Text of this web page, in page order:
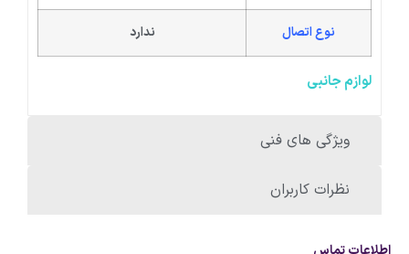
ویژگی های فنی
نظرات کاربران
نوع اتصال ندارد
لوازم جانبی